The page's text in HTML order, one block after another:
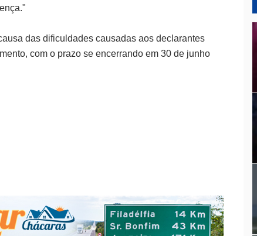
das dificuldades causadas aos declarantes
com o prazo se encerrando em 30 de junho